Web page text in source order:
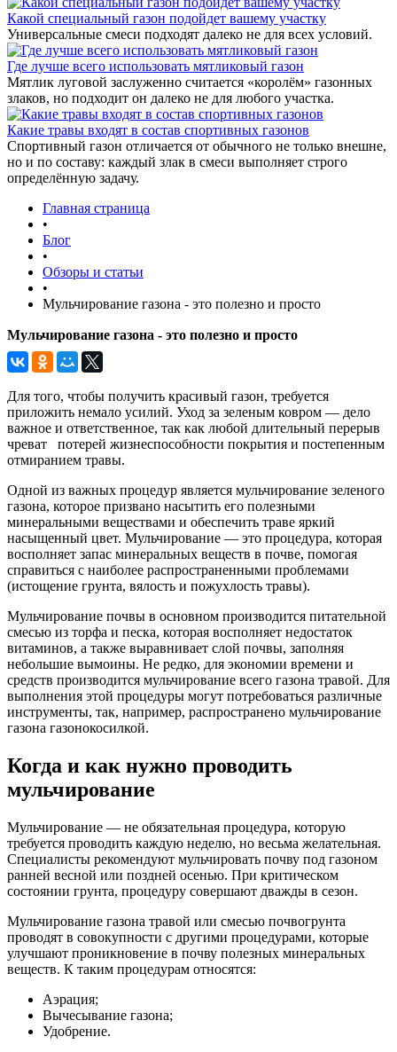
Какой специальный газон подойдет вашему участку
Универсальные смеси подходят далеко не для всех условий.
Где лучше всего использовать мятликовый газон
Мятлик луговой заслуженно считается «королём» газонных
злаков, но подходит он далеко не для любого участка.
Какие травы входят в состав спортивных газонов
Спортивный газон отличается от обычного не только внешне,
но и по составу: каждый злак в смеси выполняет строго
определённую задачу.
Главная страница
•
Блог
•
Обзоры и статьи
•
Мульчирование газона - это полезно и просто
Мульчирование газона - это полезно и просто
Для того, чтобы получить красивый газон, требуется
приложить немало усилий. Уход за зеленым ковром — дело
важное и ответственное, так как любой длительный перерыв
чреват потерей жизнеспособности покрытия и постепенным
отмиранием травы.
Одной из важных процедур является мульчирование зеленого
газона, которое призвано насытить его полезными
минеральными веществами и обеспечить траве яркий
насыщенный цвет. Мульчирование — это процедура, которая
восполняет запас минеральных веществ в почве, помогая
справиться с наиболее распространенными проблемами
(истощение грунта, вялость и пожухлость травы).
Мульчирование почвы в основном производится питательной
смесью из торфа и песка, которая восполняет недостаток
витаминов, а также выравнивает слой почвы, заполняя
небольшие вымоины. Не редко, для экономии времени и
средств производится мульчирование всего газона травой. Для
выполнения этой процедуры могут потребоваться различные
инструменты, так, например, распространено мульчирование
газона газонокосилкой.
Когда и как нужно проводить
мульчирование
Мульчирование — не обязательная процедура, которую
требуется проводить каждую неделю, но весьма желательная.
Специалисты рекомендуют мульчировать почву под газоном
ранней весной или поздней осенью. При критическом
состоянии грунта, процедуру совершают дважды в сезон.
Мульчирование газона травой или смесью почвогрунта
проводят в совокупности с другими процедурами, которые
улучшают проникновение в почву полезных минеральных
веществ. К таким процедурам относятся:
Аэрация;
Вычесывание газона;
Удобрение.